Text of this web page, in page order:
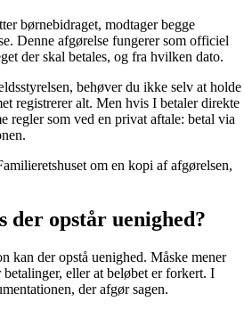
børnebidraget, modtager begge
Denne afgørelse fungerer som officiel
der skal betales, og fra hvilken dato.
behøver du ikke selv at holde
registrerer alt. Men hvis I betaler direkte
regler som ved en privat aftale: betal via
om en kopi af afgørelsen,
der opstår uenighed?
kan der opstå uenighed. Måske mener
betalinger, eller at beløbet er forkert. I
der afgør sagen.